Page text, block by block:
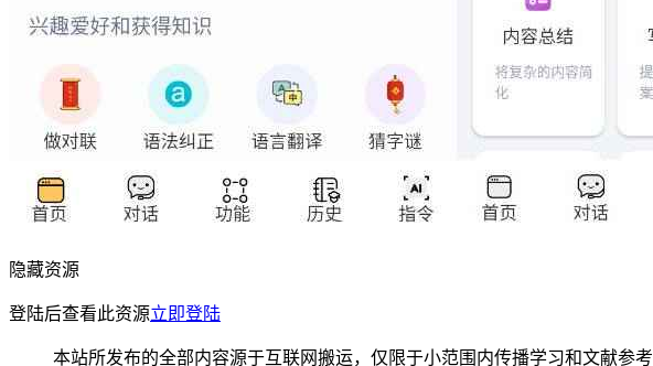
隐藏资源
登陆后查看此资源立即登陆
本站所发布的全部内容源于互联网搬运，仅限于小范围内传播学习和文献参考